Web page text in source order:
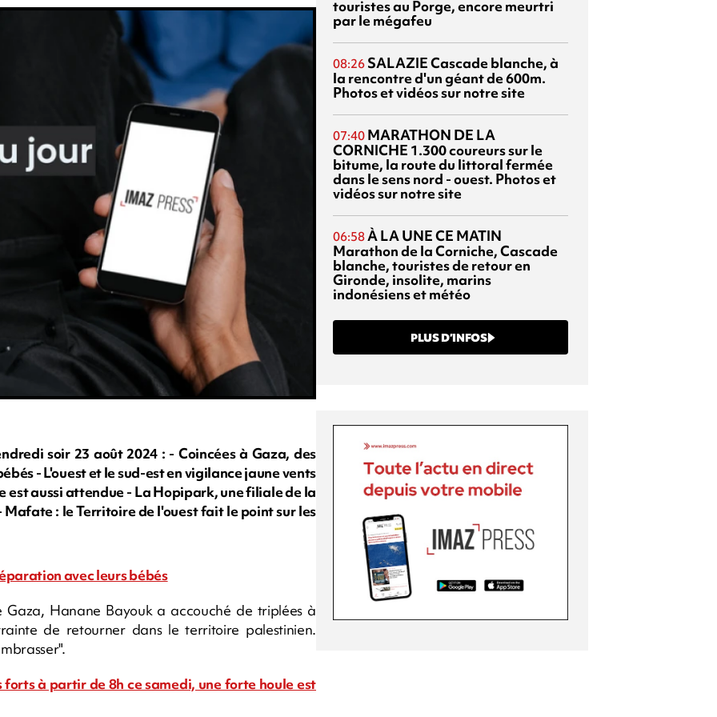
soir 23 août 2024 : - Coincées à Gaza, des
- L'ouest et le sud-est en vigilance jaune vents
est aussi attendue - La Hopipark, une filiale de la
: le Territoire de l'ouest fait le point sur les
avec leurs bébés
Hanane Bayouk a accouché de triplées à
de retourner dans le territoire palestinien.
à partir de 8h ce samedi, une forte houle est
touristes au Porge, encore meurtri
par le mégafeu
08:26 SALAZIECascade blanche, à
la rencontre d'un géant de 600m.
Photos et vidéos sur notre site
07:40 MARATHON DE LA
CORNICHE 1.300 coureurs sur le
bitume, la route du littoral fermée
dans le sens nord - ouest. Photos et
vidéos sur notre site
06:58À LA UNE CE MATIN
Marathon de la Corniche, Cascade
blanche, touristes de retour en
Gironde, insolite, marins
indonésiens et météo
PLUS D’INFOS